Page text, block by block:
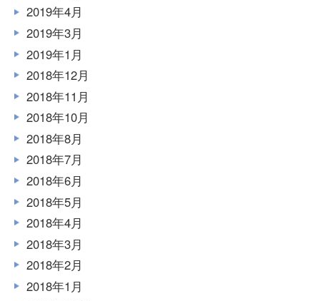
2019年4月
2019年3月
2019年1月
2018年12月
2018年11月
2018年10月
2018年8月
2018年7月
2018年6月
2018年5月
2018年4月
2018年3月
2018年2月
2018年1月